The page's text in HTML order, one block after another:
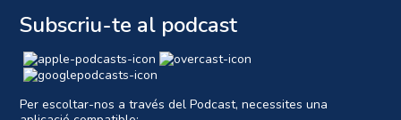
Subscriu-te al podcast
Per escoltar-nos a través del Podcast, necessites una